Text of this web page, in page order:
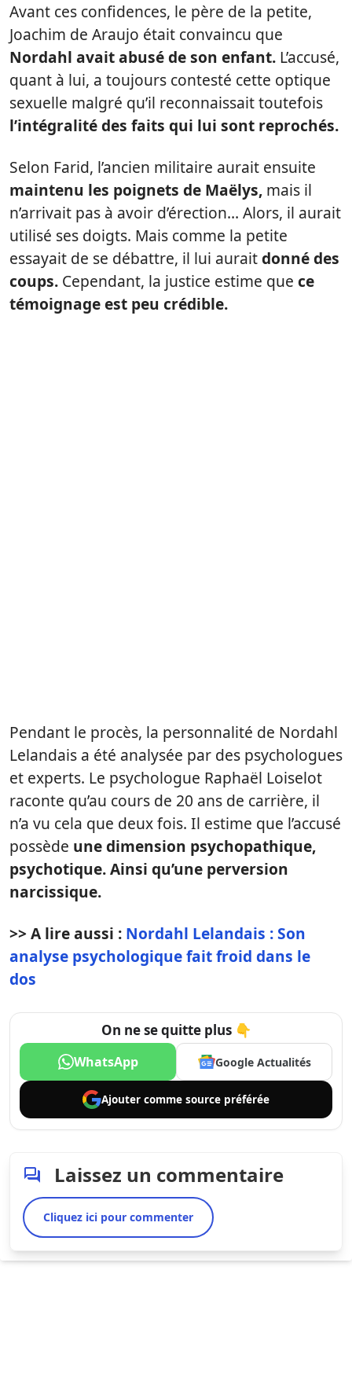
Avant ces confidences, le père de la petite,
Joachim de Araujo était convaincu que
Nordahl avait abusé de son enfant. L’accusé,
quant à lui, a toujours contesté cette optique
sexuelle malgré qu’il reconnaissait toutefois
l’intégralité des faits qui lui sont reprochés.
Selon Farid, l’ancien militaire aurait ensuite
maintenu les poignets de Maëlys, mais il
n’arrivait pas à avoir d’érection… Alors, il aurait
utilisé ses doigts. Mais comme la petite
essayait de se débattre, il lui auraitdonné des
coups. Cependant, la justice estime que ce
témoignage est peu crédible.
Pendant le procès, la personnalité de Nordahl
Lelandais a été analysée par des psychologues
et experts. Le psychologue Raphaël Loiselot
raconte qu’au cours de 20 ans de carrière, il
n’a vu cela que deux fois. Il estime que l’accusé
possède une dimension psychopathique,
psychotique. Ainsi qu’une perversion
narcissique.
>> A lire aussi : Nordahl Lelandais : Son
analyse psychologique fait froid dans le
dos
On ne se quitte plus 👇
WhatsApp Google Actualités
Ajouter comme source préférée
Laissez un commentaire
Cliquez ici pour commenter